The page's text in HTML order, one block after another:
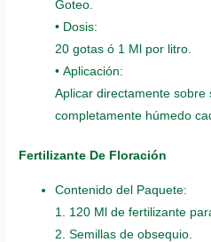
Goteo.
• Dosis:
20 gotas ó 1 Ml por litro.
• Aplicación:
Aplicar directamente sobre
completamente húmedo
Fertilizante De Floración
Contenido del Paquete:
1. 120 Ml de fertilizante
2. Semillas de obsequio.